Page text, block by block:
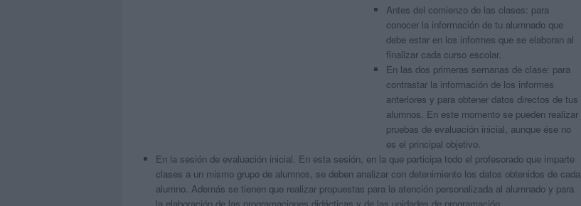
Antes del comienzo de las clases: para
conocer la información de tu alumnado que
debe estar en los informes que se elaboran al
finalizar cada curso escolar.
En las dos primeras semanas de clase: para
contrastar la información de los informes
anteriores y para obtener datos directos de tus
alumnos. En este momento se pueden realizar
pruebas de evaluación inicial, aunque ése no
es el principal objetivo.
En la sesión de evaluación inicial. En esta sesión, en la que participa todo el profesorado que imparte
clases a un mismo grupo de alumnos, se deben analizar con detenimiento los datos obtenidos de cada
alumno. Además se tienen que realizar propuestas para la atención personalizada al alumnado y para